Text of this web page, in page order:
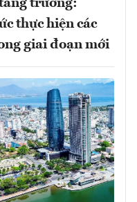
trưởng:
thực hiện các
giai đoạn mới